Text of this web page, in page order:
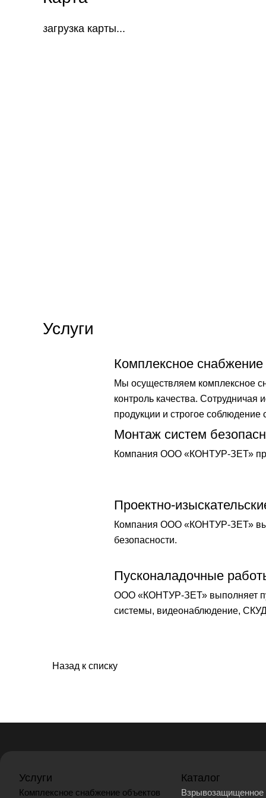
загрузка карты...
Услуги
Комплексное снабжение
Мы осуществляем комплексное
контроль качества.
продукции и строгое соблюдение
Монтаж систем
Компания ООО «КОНТУР-ЗЕТ»
Проектно-
Компания ООО «КОНТУР-ЗЕТ»
безопасности.
Пусконаладочные
ООО «КОНТУР-ЗЕТ» выполняет
системы, видеонаблюдение,
Назад к списку
Услуги
Комплексное снабжение объектов
Каталог
Взрывозащищенное